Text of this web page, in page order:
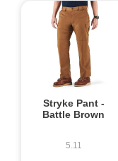
Stryke Pant -
Battle Brown
5.11